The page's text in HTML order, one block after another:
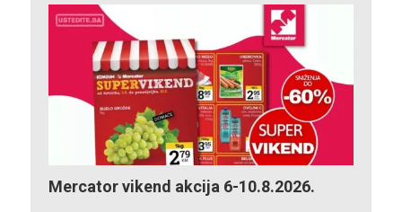
Mercator vikend akcija 6-10.8.2026.